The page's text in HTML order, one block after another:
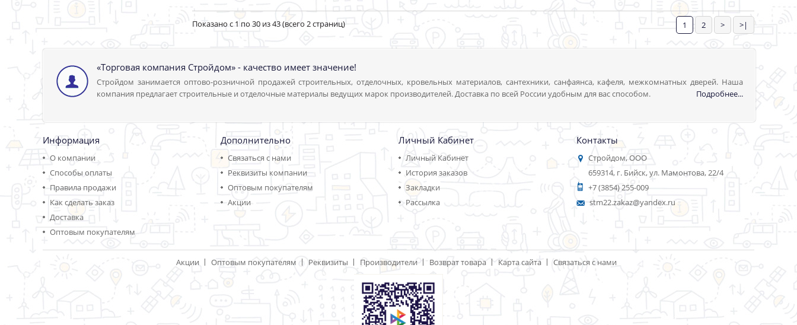
1 2 > >|
Показано с 1 по 30 из 43 (всего 2 страниц)
«Торговая компания Стройдом» - качество имеет значение!
Стройдом занимается оптово-розничной продажей строительных, отделочных, кровельных материалов, сантехники, санфаянса, кафеля, межкомнатных дверей. Наша
компания предлагает строительные и отделочные материалы ведущих марок производителей. Доставка по всей России удобным для вас способом.
Подробнее...
Информация
О компании
Способы оплаты
Правила продажи
Как сделать заказ
Доставка
Оптовым покупателям
Дополнительно
Связаться с нами
Реквизиты компании
Оптовым покупателям
Акции
Личный Кабинет
Личный Кабинет
История заказов
Закладки
Рассылка
Контакты
Стройдом, ООО
659314, г. Бийск, ул. Мамонтова, 22/4
+7 (3854) 255-009
stm22.zakaz@yandex.ru
Акции Оптовым покупателям Реквизиты Производители Возврат товара Карта сайта Связаться с нами